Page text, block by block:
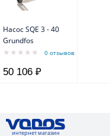
Насос SQE 3 - 40
Grundfos
0 отзывов
50 106 ₽
интернет магазин